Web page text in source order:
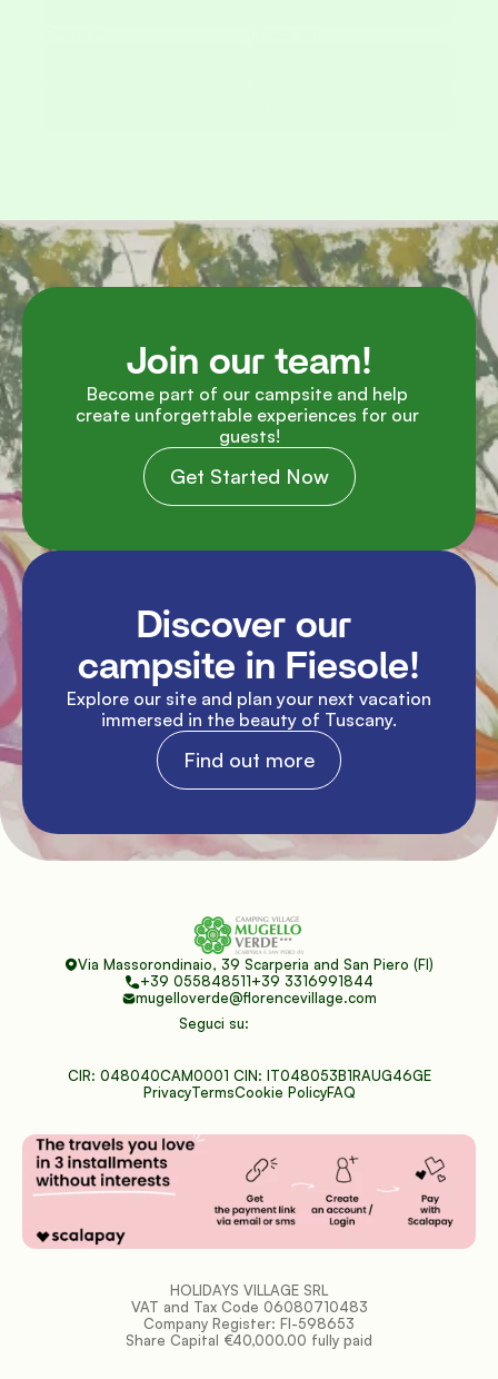
Join our team!
Become part of our campsite and help
create unforgettable experiences for our
guests!
Get Started Now
Discover our
campsite in Fiesole!
Explore our site and plan your next vacation
immersed in the beauty of Tuscany.
Find out more
Via Massorondinaio, 39 Scarperia and San Piero (FI)
+39 055848511+39 3316991844
mugelloverde@florencevillage.com
Seguci su:
CIR: 048040CAM0001 CIN: IT048053B1RAUG46GE
PrivacyTermsCookie PolicyFAQ
HOLIDAYS VILLAGE SRL
VAT and Tax Code 06080710483
Company Register: FI-598653
Share Capital €40,000.00 fully paid